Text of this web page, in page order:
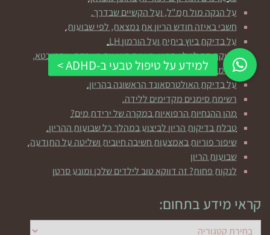
על הנקה מול תמ"ל, ועל הקשיים שבדרך.
חשבי באיזה חודש הריון את נמצאת, לפי שבועות.
על בדיקת ביוץ ביתית ועל הורמון LH.
בדיקת דם לגילוי הריון: פענוח תוצאות מעבדה, ערכי בטא,
הורמון hCG.
על בדיקת האולטרסאונד הראשונה בהריון.
רשימת סימנים מקדימים ללידה.
מהן ההנחיות הרפואיות במקרה של ירידת מים?
טבלת בדיקות הריון לביצוע במהלך כל שבועות ההריון.
שיפור פוריות באמצעות חשיבה חיובית ושליטה על התודעה.
שבועות הריון
לנקות פחות? זה דווקא טוב לילדים שלכן ומונע סרטן
קראי מידע בתחום:
קראי